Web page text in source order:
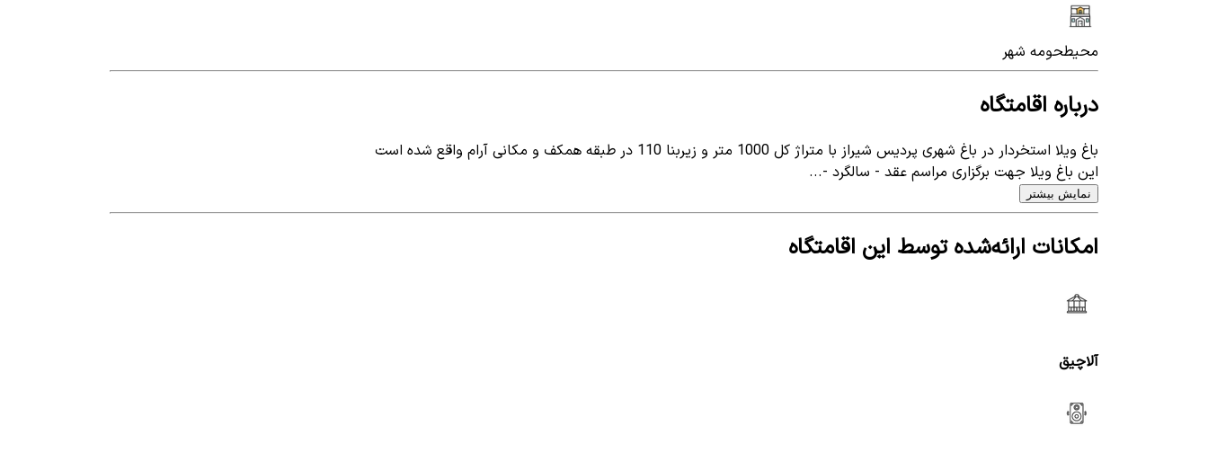
محیطحومه شهر
درباره اقامتگاه
باغ ویلا استخردار در باغ شهری پردیس شیراز با متراژ کل 1000 متر و زیربنا 110 در طبقه همکف و مکانی آرام واقع شده است
این باغ ویلا جهت برگزاری مراسم عقد - سالگرد -...
نمایش بیشتر
امکانات ارائه‌شده توسط این اقامتگاه
آلاچیق